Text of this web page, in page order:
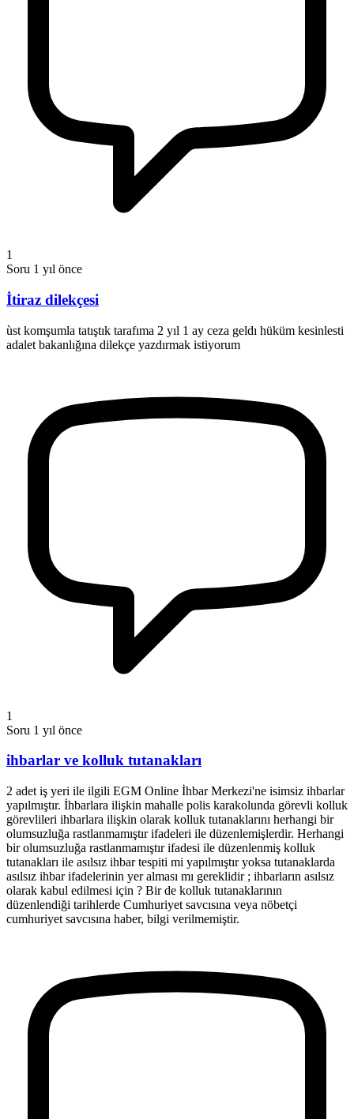
1
Soru 1 yıl önce
İtiraz dilekçesi
ùst komşumla tatıştık tarafıma 2 yıl 1 ay ceza geldı hüküm kesinlesti
adalet bakanlığına dilekçe yazdırmak istiyorum
1
Soru 1 yıl önce
ihbarlar ve kolluk tutanakları
2 adet iş yeri ile ilgili EGM Online İhbar Merkezi'ne isimsiz ihbarlar
yapılmıştır. İhbarlara ilişkin mahalle polis karakolunda görevli kolluk
görevlileri ihbarlara ilişkin olarak kolluk tutanaklarını herhangi bir
olumsuzluğa rastlanmamıştır ifadeleri ile düzenlemişlerdir. Herhangi
bir olumsuzluğa rastlanmamıştır ifadesi ile düzenlenmiş kolluk
tutanakları ile asılsız ihbar tespiti mi yapılmıştır yoksa tutanaklarda
asılsız ihbar ifadelerinin yer alması mı gereklidir ; ihbarların asılsız
olarak kabul edilmesi için ? Bir de kolluk tutanaklarının
düzenlendiği tarihlerde Cumhuriyet savcısına veya nöbetçi
cumhuriyet savcısına haber, bilgi verilmemiştir.